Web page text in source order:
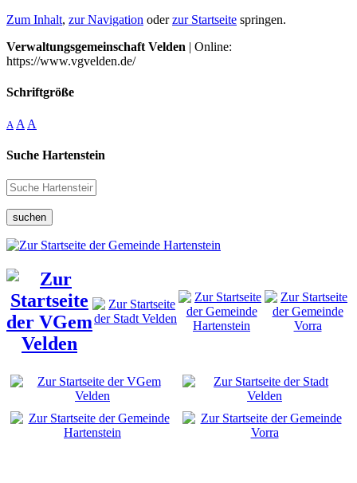
Zum Inhalt, zur Navigation oderzur Startseite springen.
Verwaltungsgemeinschaft Velden | Online:
https://www.vgvelden.de/
Schriftgröße
A A A
Suche Hartenstein
suchen